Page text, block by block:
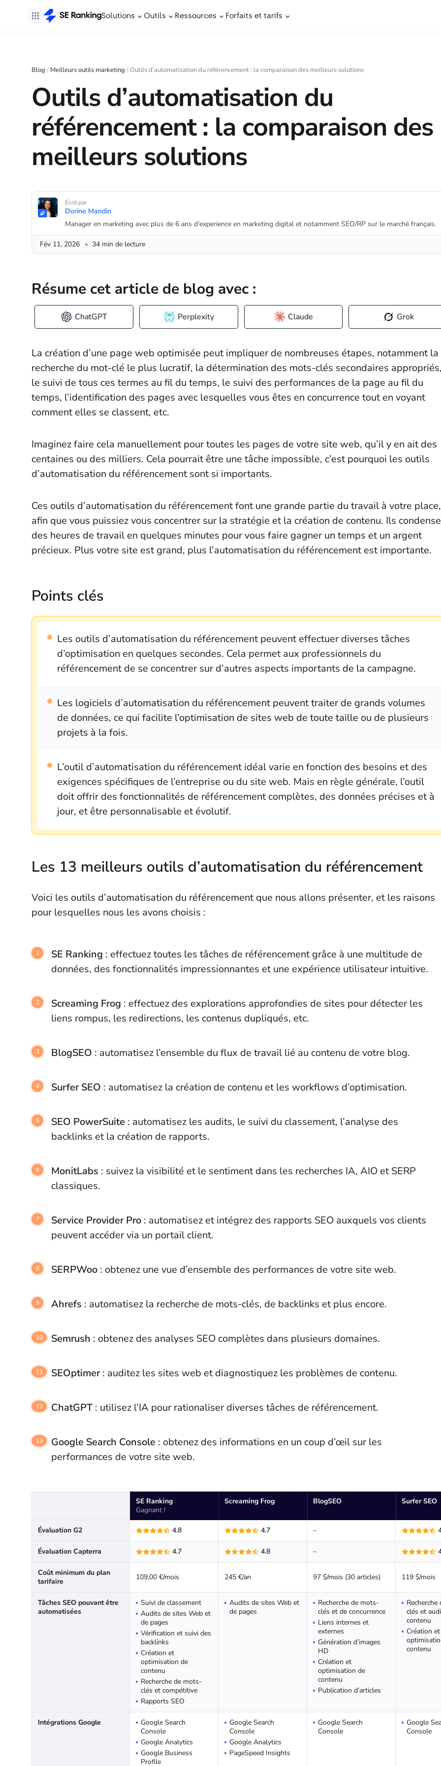
Solutions Outils Ressources Forfaits et tarifs
Blog / Meilleurs outils marketing /Outils d’automatisation du référencement : la comparaison des meilleurs solutions
Outils d’automatisation du
référencement : la comparaison des
meilleurs solutions
Écrit par
Dorine Mandin
Manager en marketing avec plus de 6 ans d'experience en marketing digital et notamment SEO/RP sur le marché français.
Fév 11, 2026 34 min de lecture
Résume cet article de blog avec :
ChatGPT Perplexity Claude Grok
La création d’une page web optimisée peut impliquer de nombreuses étapes, notamment la
recherche du mot-clé le plus lucratif, la détermination des mots-clés secondaires
le suivi de tous ces termes au fil du temps, le suivi des performances de la page au fil du
temps, l’identification des pages avec lesquelles vous êtes en concurrence tout en voyant
comment elles se classent, etc.
Imaginez faire cela manuellement pour toutes les pages de votre site web, qu’il y en ait des
centaines ou des milliers. Cela pourrait être une tâche impossible, c’est pourquoi les outils
d’automatisation du référencement sont si importants.
Ces outils d’automatisation du référencement font une grande partie du travail à votre place,
afin que vous puissiez vous concentrer sur la stratégie et la création de contenu. Ils
des heures de travail en quelques minutes pour vous faire gagner un temps et un argent
précieux. Plus votre site est grand, plus l’automatisation du référencement est importante.
Points clés
Les outils d’automatisation du référencement peuvent effectuer diverses tâches
d’optimisation en quelques secondes. Cela permet aux professionnels du
référencement de se concentrer sur d’autres aspects importants de la campagne.
Les logiciels d’automatisation du référencement peuvent traiter de grands volumes
de données, ce qui facilite l’optimisation de sites web de toute taille ou de plusieurs
projets à la fois.
L’outil d’automatisation du référencement idéal varie en fonction des besoins et des
exigences spécifiques de l’entreprise ou du site web. Mais en règle générale, l’outil
doit offrir des fonctionnalités de référencement complètes, des données précises et à
jour, et être personnalisable et évolutif.
Les 13 meilleurs outils d’automatisation du référencement
Voici les outils d’automatisation du référencement que nous allons présenter, et les raisons
pour lesquelles nous les avons choisis :
SE Ranking : effectuez toutes les tâches de référencement grâce à une multitude de
données, des fonctionnalités impressionnantes et une expérience utilisateur intuitive.
Screaming Frog : effectuez des explorations approfondies de sites pour détecter les
liens rompus, les redirections, les contenus dupliqués, etc.
BlogSEO : automatisez l’ensemble du flux de travail lié au contenu de votre blog.
Surfer SEO : automatisez la création de contenu et les workflows d’optimisation.
SEO PowerSuite : automatisez les audits, le suivi du classement, l’analyse des
backlinks et la création de rapports.
MonitLabs : suivez la visibilité et le sentiment dans les recherches IA, AIO et SERP
classiques.
Service Provider Pro : automatisez et intégrez des rapports SEO auxquels vos clients
peuvent accéder via un portail client.
SERPWoo : obtenez une vue d’ensemble des performances de votre site web.
Ahrefs : automatisez la recherche de mots-clés, de backlinks et plus encore.
Semrush : obtenez des analyses SEO complètes dans plusieurs domaines.
SEOptimer: auditez les sites web et diagnostiquez les problèmes de contenu.
ChatGPT: utilisez l’IA pour rationaliser diverses tâches de référencement.
Google Search Console : obtenez des informations en un coup d’œil sur les
performances de votre site web.
SE Ranking
Gagnant !
Screaming Frog BlogSEO Surfer SEO
Évaluation G2 4.8 4.7 –
Évaluation Capterra 4.7 4.8 –
Coût minimum du plan
tarifaire
109,00 €/mois 245 €/an 97 $/mois (30 articles) 119 $/mois
Tâches SEO pouvant être
automatisées
Suivi de classement
Audits de sites Web et
de pages
Vérification et suivi des
backlinks
Création et
optimisation de
contenu
Recherche de mots-
clés et compétitive
Rapports SEO
Audits de sites Web et
de pages
Recherche de mots-
clés et de concurrence
Liens internes et
externes
Génération d’images
HD
Création et
optimisation de
contenu
Publication d’articles
clés et
contenu
Création et
contenu
Intégrations Google
Google Search
Console
Google Analytics
Google Business
Profile
Google Search
Console
Google Analytics
PageSpeed Insights
Google Search
Console
Google
Console